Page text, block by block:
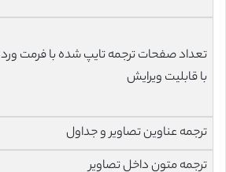
تعداد صفحات ترجمه تایپ شده با فرمت ورد
با قابلیت ویرایش
ترجمه عناوین تصاویر و جداول
ترجمه متون داخل تصاویر